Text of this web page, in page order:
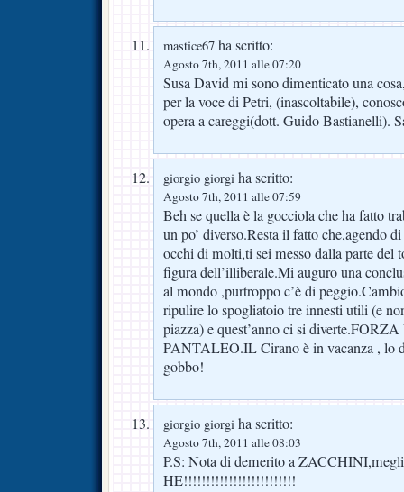
mastice67 ha scritto:
Agosto 7th, 2011 alle 07:20
Susa David mi sono dimenticato una
per la voce di Petri, (inascoltabile),
opera a careggi(dott. Guido Bastianelli).
giorgio giorgi ha scritto:
Agosto 7th, 2011 alle 07:59
Beh se quella è la gocciola che ha fatto
un po’ diverso.Resta il fatto che,agendo
occhi di molti,ti sei messo dalla parte del
figura dell’illiberale.Mi auguro una
al mondo ,purtroppo c’è di
ripulire lo spogliatoio tre innesti utili (e
piazza) e quest’anno ci si
PANTALEO.IL Cirano è in vacanza , lo
gobbo!
giorgio giorgi ha scritto:
Agosto 7th, 2011 alle 08:03
P.S: Nota di demerito a
HE!!!!!!!!!!!!!!!!!!!!!!!!!